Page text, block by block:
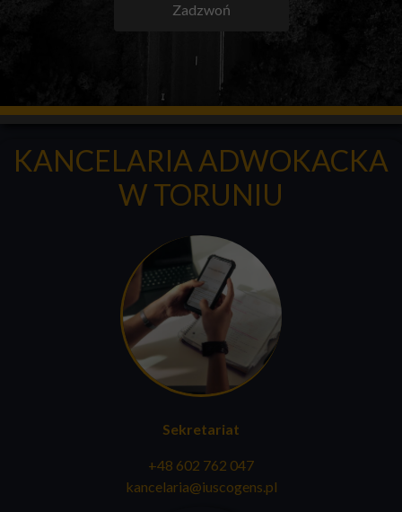
Zadzwoń
Sekretariat
+48 602 762 047
kancelaria@iuscogens.pl
KANCELARIA ADWOKACKA
W TORUNIU